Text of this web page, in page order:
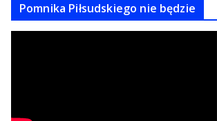
Pomnika Piłsudskiego nie będzie